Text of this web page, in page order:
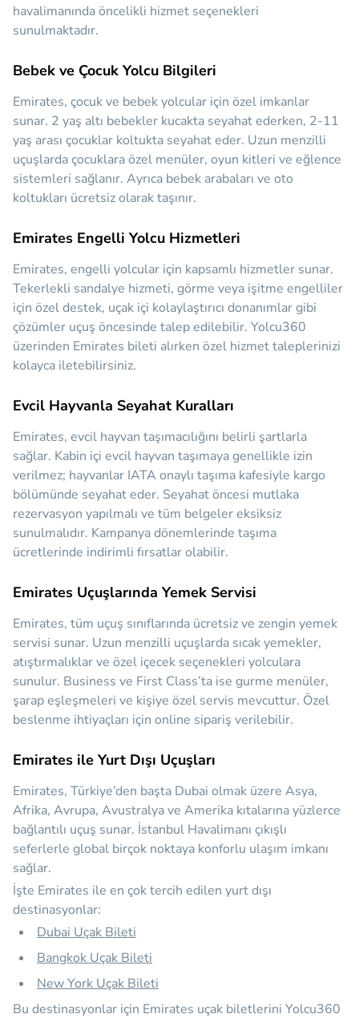
havalimanında öncelikli hizmet seçenekleri
sunulmaktadır.
Bebek ve Çocuk Yolcu Bilgileri
Emirates, çocuk ve bebek yolcular için özel imkanlar
sunar. 2 yaş altı bebekler kucakta seyahat ederken, 2-11
yaş arası çocuklar koltukta seyahat eder. Uzun menzilli
uçuşlarda çocuklara özel menüler, oyun kitleri ve eğlence
sistemleri sağlanır. Ayrıca bebek arabaları ve oto
koltukları ücretsiz olarak taşınır.
Emirates Engelli Yolcu Hizmetleri
Emirates, engelli yolcular için kapsamlı hizmetler sunar.
Tekerlekli sandalye hizmeti, görme veya işitme engelliler
için özel destek, uçak içi kolaylaştırıcı donanımlar gibi
çözümler uçuş öncesinde talep edilebilir. Yolcu360
üzerinden Emirates bileti alırken özel hizmet taleplerinizi
kolayca iletebilirsiniz.
Evcil Hayvanla Seyahat Kuralları
Emirates, evcil hayvan taşımacılığını belirli şartlarla
sağlar. Kabin içi evcil hayvan taşımaya genellikle izin
verilmez; hayvanlar IATA onaylı taşıma kafesiyle kargo
bölümünde seyahat eder. Seyahat öncesi mutlaka
rezervasyon yapılmalı ve tüm belgeler eksiksiz
sunulmalıdır. Kampanya dönemlerinde taşıma
ücretlerinde indirimli fırsatlar olabilir.
Emirates Uçuşlarında Yemek Servisi
Emirates, tüm uçuş sınıflarında ücretsiz ve zengin yemek
servisi sunar. Uzun menzilli uçuşlarda sıcak yemekler,
atıştırmalıklar ve özel içecek seçenekleri yolculara
sunulur. Business ve First Class’ta ise gurme menüler,
şarap eşleşmeleri ve kişiye özel servis mevcuttur. Özel
beslenme ihtiyaçları için online sipariş verilebilir.
Emirates ile Yurt Dışı Uçuşları
Emirates, Türkiye’den başta Dubai olmak üzere Asya,
Afrika, Avrupa, Avustralya ve Amerika kıtalarına yüzlerce
bağlantılı uçuş sunar. İstanbul Havalimanı çıkışlı
seferlerle global birçok noktaya konforlu ulaşım imkanı
sağlar.
İşte Emirates ile en çok tercih edilen yurt dışı
destinasyonlar:
Dubai Uçak Bileti
Bangkok Uçak Bileti
New York Uçak Bileti
Bu destinasyonlar için Emirates uçak biletlerini Yolcu360